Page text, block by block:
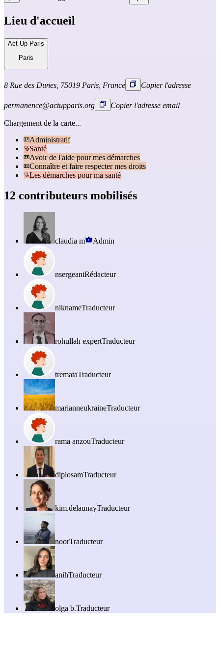
Lieu d'accueil
Act Up Paris
Paris
8 Rue des Dunes, 75019 Paris, France Copier l'adresse
permanence@actupparis.org Copier l'adresse email
Chargement de la carte...
Administratif
Santé
Avoir de l'aide pour mes démarches
Connaître et faire respecter mes droits
Les démarches pour ma santé
12 contributeurs mobilisés
claudia m Admin
nsergeantRédacteur
niknameTraducteur
rohullah expertTraducteur
tremataTraducteur
marianneukraineTraducteur
rama anzouTraducteur
diplosamTraducteur
kim.delaunayTraducteur
noorTraducteur
anihTraducteur
olga b.Traducteur